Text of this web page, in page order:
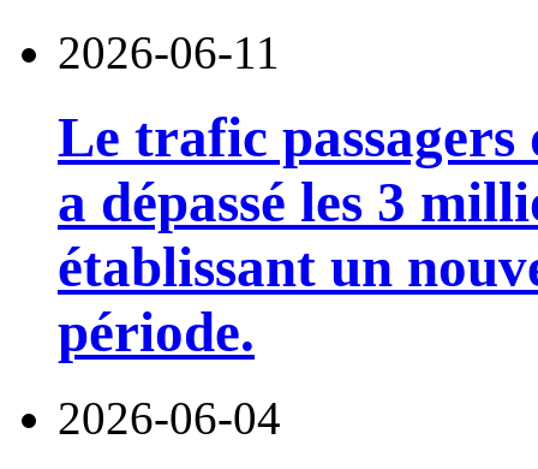
2026-06-11
Le trafic passagers
a dépassé les 3
établissant un
période.
2026-06-04